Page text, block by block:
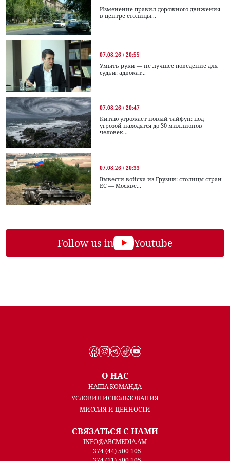
Изменение правил дорожного движения
в центре столицы...
07.08.26 / 20:55
Умыть руки — не лучшее поведение для
судьи: адвокат...
07.08.26 / 20:47
Китаю угрожает новый тайфун: под
угрозой находятся до 30 миллионов
человек...
07.08.26 / 20:33
Вывести войска из Грузии: столицы стран
ЕС — Москве...
Follow us in Youtube
О НАС
НАША КОМАНДА
УСЛОВИЯ ИСПОЛЬЗОВАНИЯ
МИССИЯ И ЦЕННОСТИ
СВЯЗАТЬСЯ С НАМИ
INFO@ABCMEDIA.AM
+374 (44) 500 105